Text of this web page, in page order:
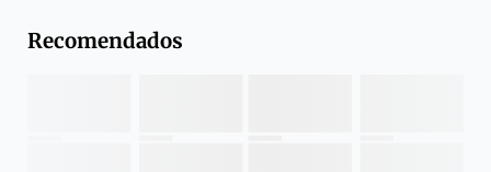
Recomendados